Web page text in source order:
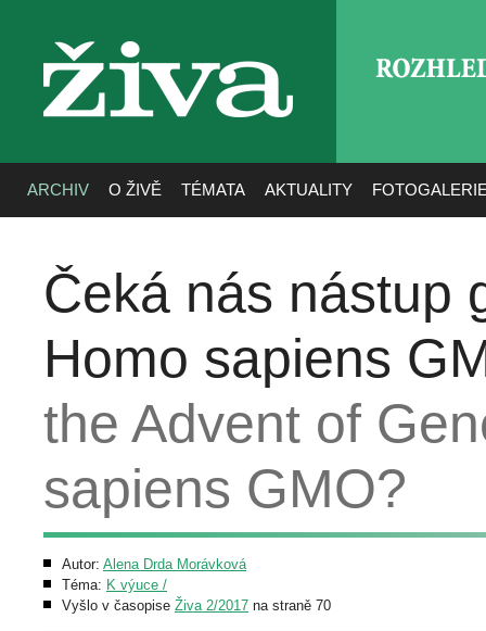
živa
ARCHIV O ŽIVĚ TÉMATA AKTUALITY
Čeká nás nástup
Homo sapiens
the Advent of
sapiens GMO?
Autor: Alena Drda Morávková
Téma: K výuce /
Vyšlo v časopise Živa 2/2017 na straně 70